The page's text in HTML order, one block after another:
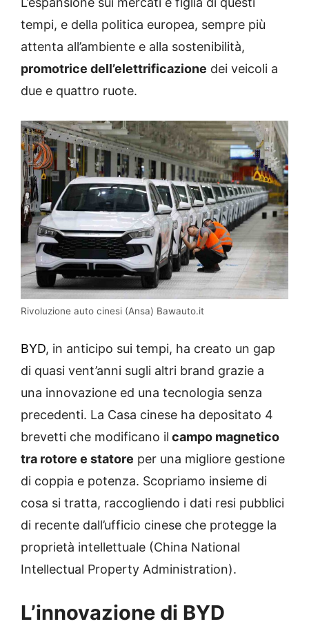
tempi, e della politica europea, sempre più
attenta all’ambiente e alla sostenibilità,
promotrice dell’elettrificazione dei veicoli a
due e quattro ruote.
Rivoluzione auto cinesi (Ansa) Bawauto.it
BYD, in anticipo sui tempi, ha creato un gap
di quasi vent’anni sugli altri brand grazie a
una innovazione ed una tecnologia senza
precedenti. La Casa cinese ha depositato 4
brevetti che modificano il campo magnetico
tra rotore e statore per una migliore gestione
di coppia e potenza. Scopriamo insieme di
cosa si tratta, raccogliendo i dati resi pubblici
di recente dall’ufficio cinese che protegge la
proprietà intellettuale (China National
Intellectual Property Administration).
L’innovazione di BYD